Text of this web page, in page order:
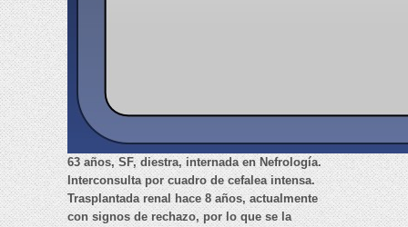
63 años, SF, diestra, internada en Nefrología.
Interconsulta por cuadro de cefalea intensa.
Trasplantada renal hace 8 años, actualmente
con signos de rechazo, por lo que se la